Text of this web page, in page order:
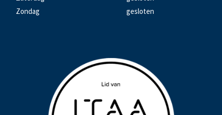
Zondag
gesloten